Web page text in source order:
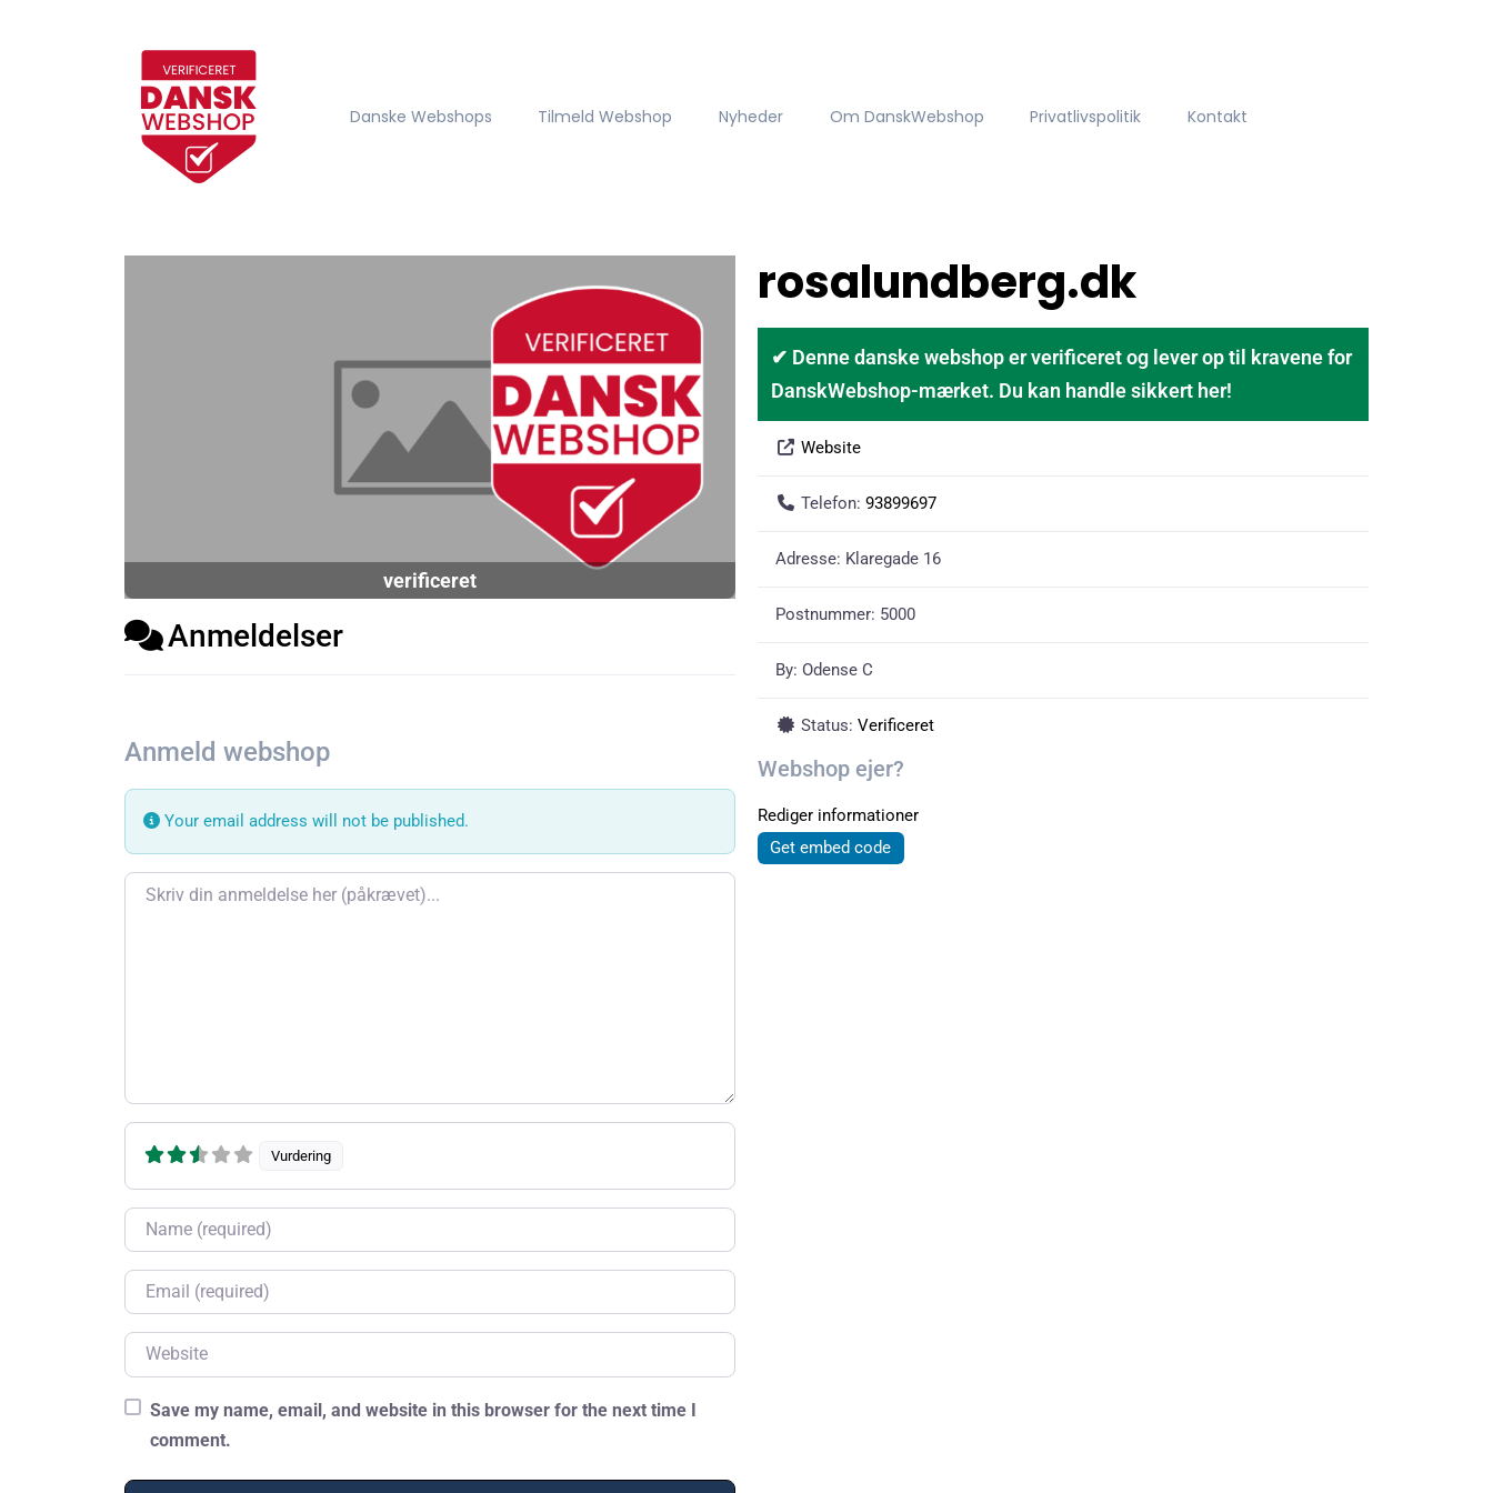
Danske Webshops Tilmeld Webshop Nyheder Om DanskWebshop Privatlivspolitik Kontakt
verificeret
Anmeldelser
Anmeld webshop
Your email address will not be published.
Review text
Vurdering
Name
Email
Website
Save my name, email, and website in this browser for the next time I
comment.
rosalundberg.dk
✔ Denne danske webshop er verificeret og lever op til kravene for
DanskWebshop-mærket. Du kan handle sikkert her!
Website
Telefon: 93899697
Adresse: Klaregade 16
Postnummer: 5000
By: Odense C
Status: Verificeret
Webshop ejer?
Rediger informationer
Get embed code